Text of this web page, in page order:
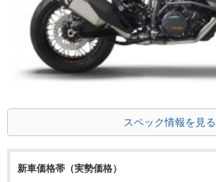
スペック情報を見る
新車価格帯（実勢価格）